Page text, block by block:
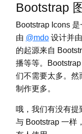
Bootstrap
Bootstrap Icons
由 @mdo 设计并由
的起源来自
播等等。
们不需要太多。然
制作更多。
哦，我们有没有
与 Bootstrap 一样